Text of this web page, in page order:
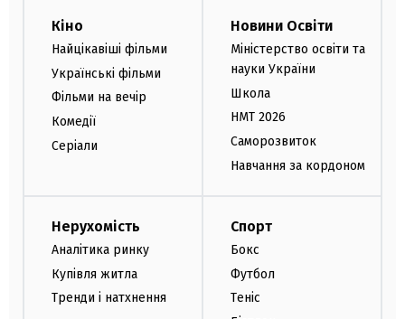
Кіно
Найцікавіші фільми
Українські фільми
Фільми на вечір
Комедії
Серіали
Новини Освіти
Міністерство освіти та
науки України
Школа
НМТ 2026
Саморозвиток
Навчання за кордоном
Нерухомість
Аналітика ринку
Купівля житла
Тренди і натхнення
Спорт
Бокс
Футбол
Теніс